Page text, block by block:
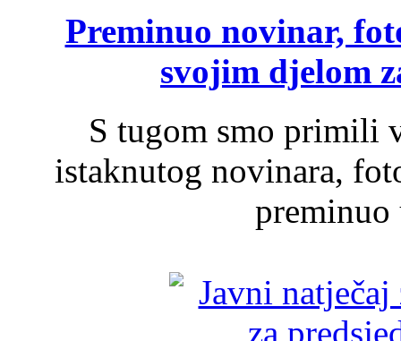
Preminuo novinar,
svojim djelom
S tugom smo primili
istaknutog novinara,